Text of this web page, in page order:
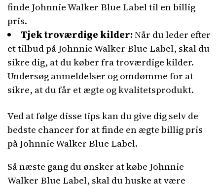
finde Johnnie Walker Blue Label til en billig
pris.
Tjek troværdige kilder:Når du leder efter
et tilbud på Johnnie Walker Blue Label, skal du
sikre dig, at du køber fra troværdige kilder.
Undersøg anmeldelser og omdømme for at
sikre, at du får et ægte og kvalitetsprodukt.
Ved at følge disse tips kan du give dig selv de
bedste chancer for at finde en ægte billig pris
på Johnnie Walker Blue Label.
Så næste gang du ønsker at købe Johnnie
Walker Blue Label, skal du huske at være